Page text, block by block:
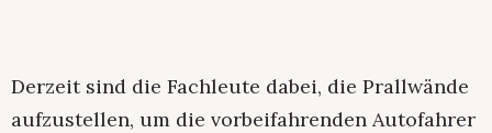
Derzeit sind die Fachleute dabei, die Prallwände
aufzustellen, um die vorbeifahrenden Autofahrer